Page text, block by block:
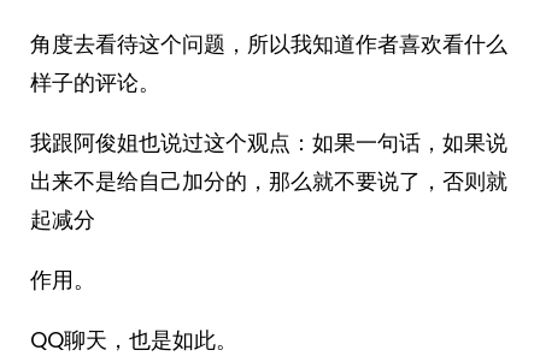
角度去看待这个问题，所以我知道作者喜欢看什么
样子的评论。
我跟阿俊姐也说过这个观点：如果一句话，如果说
出来不是给自己加分的，那么就不要说了，否则就
起减分
作用。
QQ聊天，也是如此。